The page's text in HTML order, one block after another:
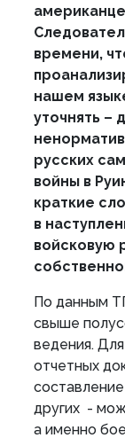
времени,
нашем
уточнять –
русских
войны в
краткие
в
войсковую
По данным
свыше
ведения.
отчетных
других -
а именно